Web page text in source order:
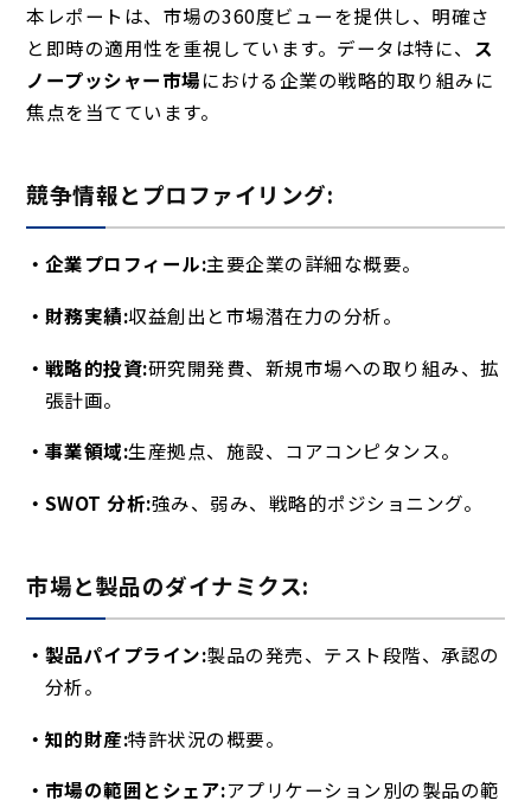
本レポートは、市場の360度ビューを提供し、明確さ
と即時の適用性を重視しています。データは特に、 ス
ノープッシャー市場における企業の戦略的取り組みに
焦点を当てています。
競争情報とプロファイリング:
企業プロフィール:主要企業の詳細な概要。
財務実績:収益創出と市場潜在力の分析。
戦略的投資:研究開発費、新規市場への取り組み、拡
張計画。
事業領域:生産拠点、施設、コアコンピタンス。
SWOT 分析:強み、弱み、戦略的ポジショニング。
市場と製品のダイナミクス:
製品パイプライン:製品の発売、テスト段階、承認の
分析。
知的財産:特許状況の概要。
市場の範囲とシェア:アプリケーション別の製品の範